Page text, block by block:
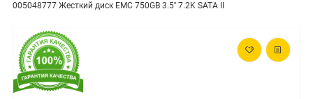
005048777 Жесткий диск EMC 750GB 3.5'' 7.2K SATA II